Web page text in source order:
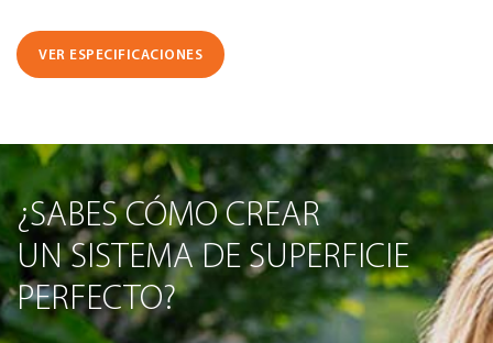
VER ESPECIFICACIONES
¿SABES CÓMO CREAR
UN SISTEMA DE SUPERFICIE
PERFECTO?